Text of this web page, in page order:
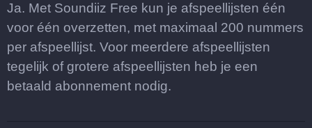
Ja. Met Soundiiz Free kun je afspeellijsten één
voor één overzetten, met maximaal 200 nummers
per afspeellijst. Voor meerdere afspeellijsten
tegelijk of grotere afspeellijsten heb je een
betaald abonnement nodig.